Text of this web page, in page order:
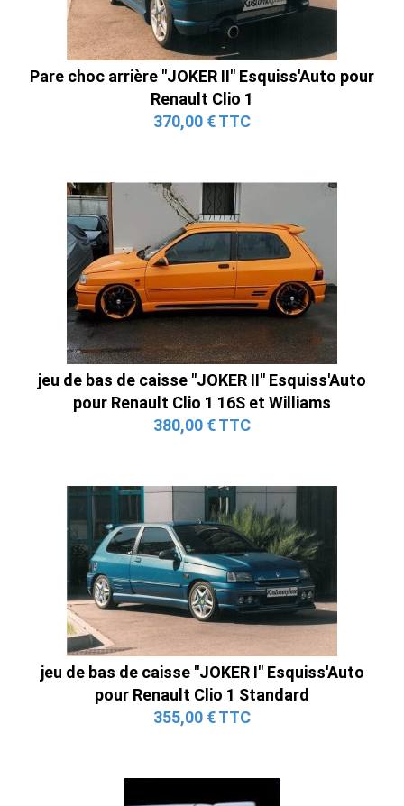
Pare choc arrière "JOKER II" Esquiss'Auto pour
Renault Clio 1
370,00 € TTC
jeu de bas de caisse "JOKER II" Esquiss'Auto
pour Renault Clio 1 16S et Williams
380,00 € TTC
jeu de bas de caisse "JOKER I" Esquiss'Auto
pour Renault Clio 1 Standard
355,00 € TTC